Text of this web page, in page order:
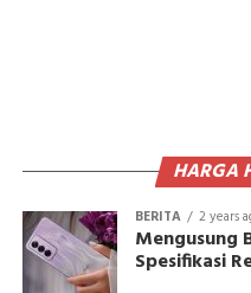
HARGA
BERITA 2 years
Mengusung
Spesifikasi